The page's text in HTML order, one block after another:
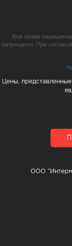
Все права
запрещено. При
Цены,
ООО